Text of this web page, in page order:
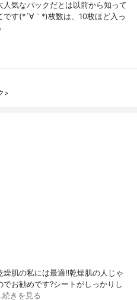
気なパックだとは以前から知って
す(*´∀｀*)枚数は、10枚ほど入っ
>
肌の私には最適‼️乾燥肌の人じゃ
お勧めです?シートがしっかりし
続きを見る